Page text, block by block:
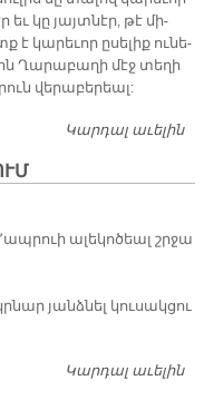
կը յայտ­նէր, թէ մի­
է կա­րե­ւոր ը­սե­լիք ու­նե­
Ղա­րա­բա­ղի մէջ տե­ղի
վե­րա­բե­րեալ:
Կարդալ աւելին
ալեկոծեալ շրջա
յանձնել կուսակցու
Կարդալ աւելին